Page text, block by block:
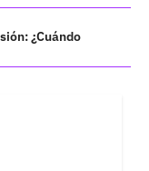
¿Cuándo